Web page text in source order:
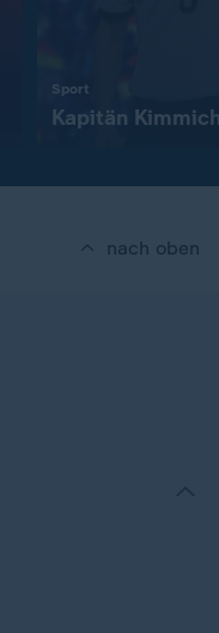
Sport
Kapitän
nach oben